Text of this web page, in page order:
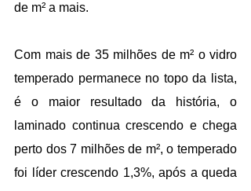
de m² a mais.
Com mais de 35 milhões de m² o vidro
temperado permanece no topo da lista,
é o maior resultado da história, o
laminado continua crescendo e chega
perto dos 7 milhões de m², o temperado
foi líder crescendo 1,3%, após a queda